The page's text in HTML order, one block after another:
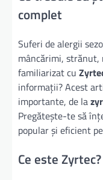
complet
Suferi de alergii
mâncărimi, strănut,
familiarizat cu
informații? Acest
importante, de la
Pregătește-te să
popular și eficient
Ce este Zyrtec?